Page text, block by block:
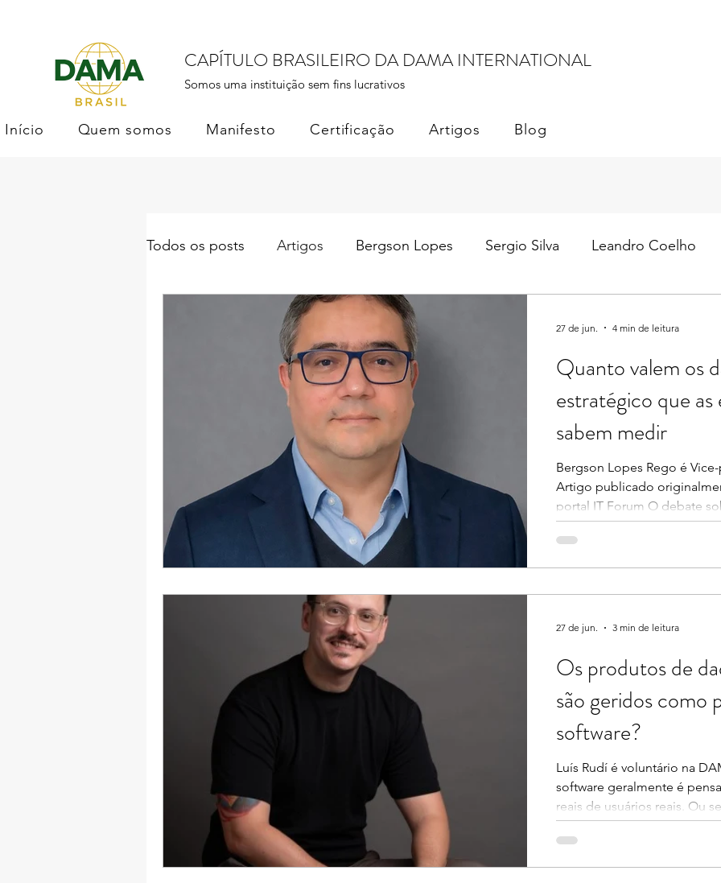
CAPÍTULO BRASILEIRO DA DAMA INTERNATIONAL
Somos uma instituição sem fins lucrativos
Início Quem somos Manifesto Certificação Artigos Blog
Todos os posts Artigos Bergson Lopes Sergio Silva Leandro Coelho
DAMA Brasil Soberania dos Dados
Dama Brasil Summit Tereza Cristina Consuelo Rodrigues
Quanto valem os
estratégico que as
sabem medir
Bergson Lopes Rego é
Artigo publicado
portal IT Forum O debate
está em construção. O que
apenas como conceito
da inteligência artificial
responder uma pergunta
27 de jun. 4 min de leitura
Os produtos de
são geridos como
software?
Luís Rudí é voluntário na
software geralmente é
reais de usuários reais. Ou
valor clara, um público-
definido, um roteiro
estabelecido. Cada versão
27 de jun. 3 min de leitura